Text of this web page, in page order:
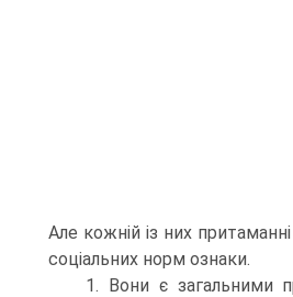
Але кожній із них притаманні
соціальних норм ознаки.
1. Вони є загальними